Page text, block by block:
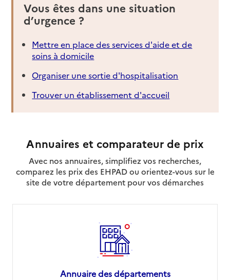
Vous êtes dans une situation
d’urgence ?
Mettre en place des services d'aide et de
soins à domicile
Organiser une sortie d'hospitalisation
Trouver un établissement d'accueil
Annuaires et comparateur de prix
Avec nos annuaires, simplifiez vos recherches,
comparez les prix des EHPAD ou orientez-vous sur le
site de votre département pour vos démarches
Annuaire des départements